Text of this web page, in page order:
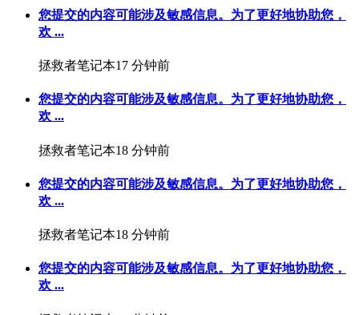
您提交的内容可能涉及敏感信息。为了更好地协助您，
欢 ...
拯救者笔记本17 分钟前
您提交的内容可能涉及敏感信息。为了更好地协助您，
欢 ...
拯救者笔记本18 分钟前
您提交的内容可能涉及敏感信息。为了更好地协助您，
欢 ...
拯救者笔记本18 分钟前
您提交的内容可能涉及敏感信息。为了更好地协助您，
欢 ...